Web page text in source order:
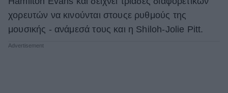
Γάμος
χορευτών να κινούνται στουςε ρυθμούς της
μουσικής - ανάμεσά τους και η Shiloh-Jolie Pitt.